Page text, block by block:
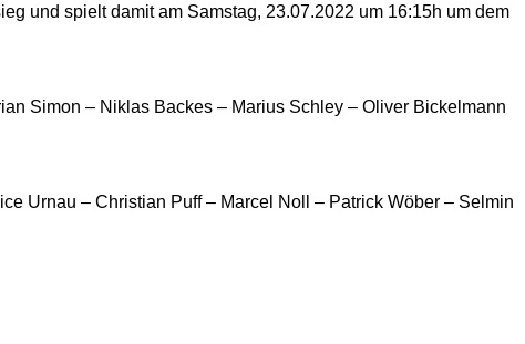
und spielt damit am Samstag, 23.07.2022 um 16:15h um dem
Simon – Niklas Backes – Marius Schley – Oliver Bickelmann
Urnau – Christian Puff – Marcel Noll – Patrick Wöber – Selmin